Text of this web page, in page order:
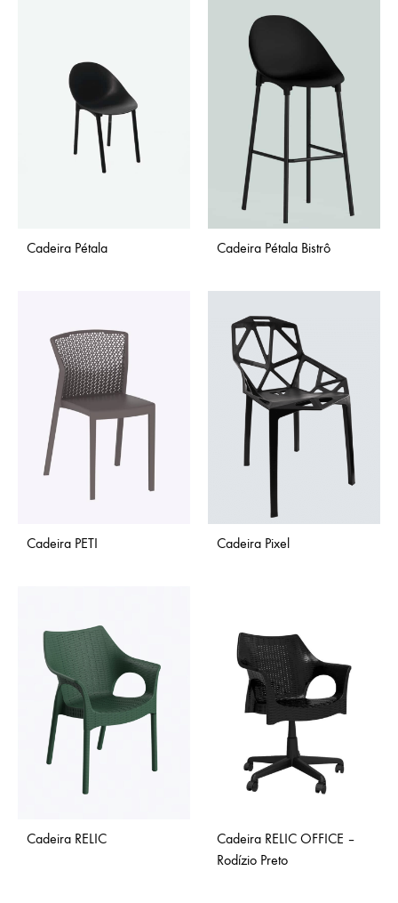
Cadeira Pétala Cadeira Pétala Bistrô
Cadeira PETI Cadeira Pixel
Cadeira RELIC
Cadeira RELIC OFFICE –
Rodízio Preto